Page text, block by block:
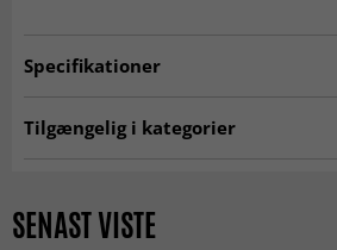
Specifikationer
Tilgængelig i kategorier
Køkkentæpper
SENAST VISTE